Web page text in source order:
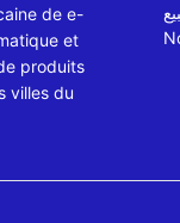
de e-
et
produits
villes du